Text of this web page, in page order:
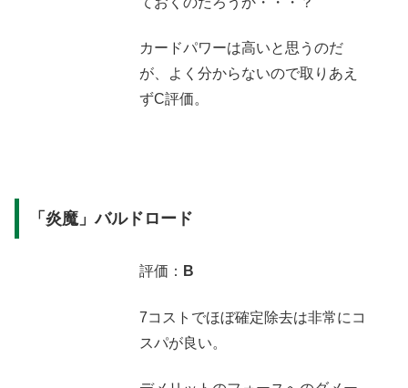
カードパワーは高いと思うのだ
が、よく分からないので取りあえ
ずC評価。
「炎魔」バルドロード
評価： B
7コストでほぼ確定除去は非常にコ
スパが良い。